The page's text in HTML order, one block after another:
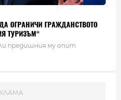
ОГРАНИЧИ ГРАЖДАНСТВОТО
ТУРИЗЪМ“
предишния му опит